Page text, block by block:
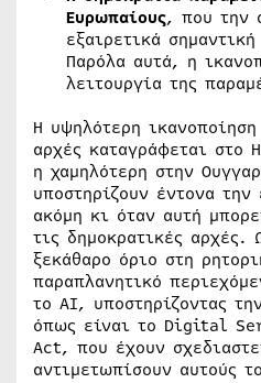
Ευρωπαίους, που την
εξαιρετικά
Παρόλα αυτά, η
λειτουργία της
Η υψηλότερη
αρχές καταγράφεται στο
η χαμηλότερη στην
υποστηρίζουν έντονα
ακόμη κι όταν αυτή
τις δημοκρατικές αρχές.
ξεκάθαρο όριο στη
παραπλανητικό
το ΑΙ, υποστηρίζοντας
όπως είναι το Digital
Act, που έχουν
αντιμετωπίσουν αυτούς